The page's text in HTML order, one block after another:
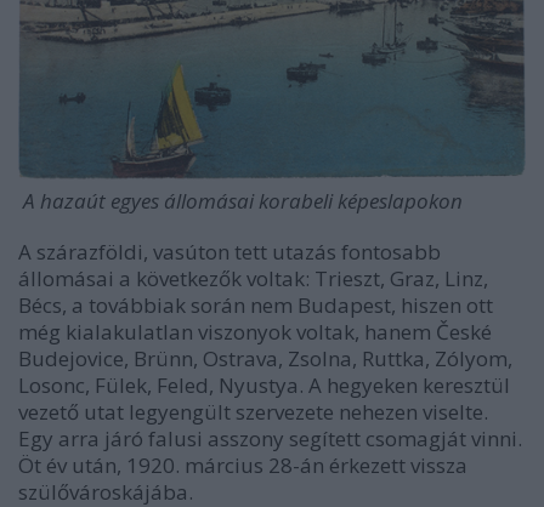
A hazaút egyes állomásai korabeli képeslapokon
A szárazföldi, vasúton tett utazás fontosabb
állomásai a következők voltak: Trieszt, Graz, Linz,
Bécs, a továbbiak során nem Budapest, hiszen ott
még kialakulatlan viszonyok voltak, hanem České
Budejovice, Brünn, Ostrava, Zsolna, Ruttka, Zólyom,
Losonc, Fülek, Feled, Nyustya. A hegyeken keresztül
vezető utat legyengült szervezete nehezen viselte.
Egy arra járó falusi asszony segített csomagját vinni.
Öt év után, 1920. március 28-án érkezett vissza
szülővároskájába.